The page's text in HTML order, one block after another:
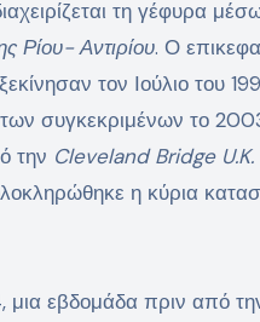
τη γέφυρα
Ρίου- Αντιρίου. Ο
τον Ιούλιο του
συγκεκριμένων το
την Cleveland Bridge U.K.
η κύρια
εβδομάδα πριν από